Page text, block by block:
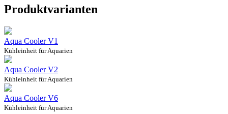
Produktvarianten
Aqua Cooler V1
Kühleinheit für Aquarien
Aqua Cooler V2
Kühleinheit für Aquarien
Aqua Cooler V6
Kühleinheit für Aquarien